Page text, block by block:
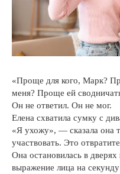
«Проще для кого, Марк?
меня? Проще ей
Он не ответил. Он не мог.
Елена схватила сумку с
«Я ухожу», — сказала она
участвовать. Это
Она остановилась в
выражение лица на